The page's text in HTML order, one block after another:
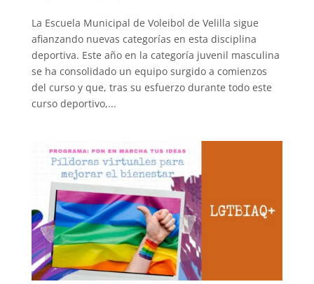
La Escuela Municipal de Voleibol de Velilla sigue
afianzando nuevas categorías en esta disciplina
deportiva. Este año en la categoría juvenil masculina
se ha consolidado un equipo surgido a comienzos
del curso y que, tras su esfuerzo durante todo este
curso deportivo,...